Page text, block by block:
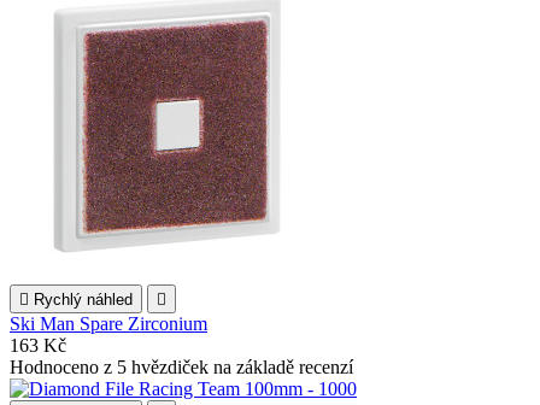
 Rychlý náhled 
Ski Man Spare Zirconium
163 Kč
Hodnoceno z 5 hvězdiček na základě recenzí